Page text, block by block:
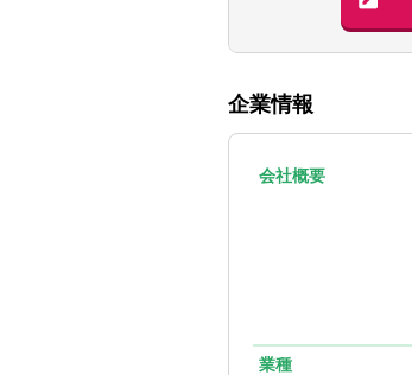
企業情報
会社概要
業種